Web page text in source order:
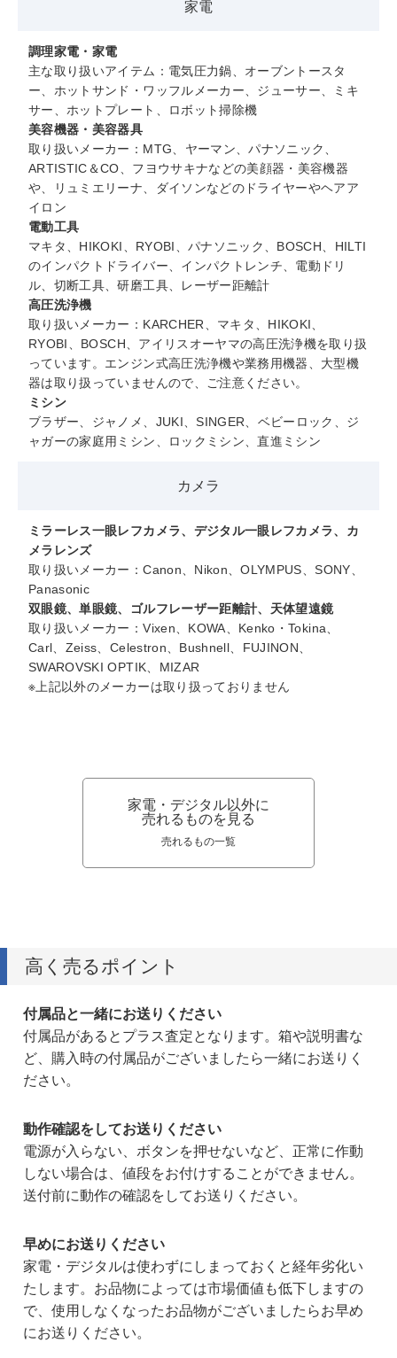
家電
調理家電・家電
主な取り扱いアイテム：電気圧力鍋、オーブントースタ
ー、ホットサンド・ワッフルメーカー、ジューサー、ミキ
サー、ホットプレート、ロボット掃除機
美容機器・美容器具
取り扱いメーカー：MTG、ヤーマン、パナソニック、
ARTISTIC＆CO、フヨウサキナなどの美顔器・美容機器
や、リュミエリーナ、ダイソンなどのドライヤーやヘアア
イロン
電動工具
マキタ、HIKOKI、RYOBI、パナソニック、BOSCH、HILTI
のインパクトドライバー、インパクトレンチ、電動ドリ
ル、切断工具、研磨工具、レーザー距離計
高圧洗浄機
取り扱いメーカー：KARCHER、マキタ、HIKOKI、
RYOBI、BOSCH、アイリスオーヤマの高圧洗浄機を取り扱
っています。エンジン式高圧洗浄機や業務用機器、大型機
器は取り扱っていませんので、ご注意ください。
ミシン
ブラザー、ジャノメ、JUKI、SINGER、ベビーロック、ジ
ャガーの家庭用ミシン、ロックミシン、直進ミシン
カメラ
ミラーレス一眼レフカメラ、デジタル一眼レフカメラ、カ
メラレンズ
取り扱いメーカー：Canon、Nikon、OLYMPUS、SONY、
Panasonic
双眼鏡、単眼鏡、ゴルフレーザー距離計、天体望遠鏡
取り扱いメーカー：Vixen、KOWA、Kenko・Tokina、
Carl、Zeiss、Celestron、Bushnell、FUJINON、
SWAROVSKI OPTIK、MIZAR
※上記以外のメーカーは取り扱っておりません
家電・デジタル以外に
売れるものを見る
売れるもの一覧
高く売るポイント
付属品と一緒にお送りください
付属品があるとプラス査定となります。箱や説明書な
ど、購入時の付属品がございましたら一緒にお送りく
ださい。
動作確認をしてお送りください
電源が入らない、ボタンを押せないなど、正常に作動
しない場合は、値段をお付けすることができません。
送付前に動作の確認をしてお送りください。
早めにお送りください
家電・デジタルは使わずにしまっておくと経年劣化い
たします。お品物によっては市場価値も低下しますの
で、使用しなくなったお品物がございましたらお早め
にお送りください。